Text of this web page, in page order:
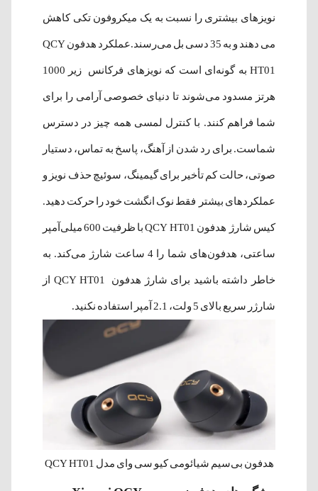
نویزهای بیشتری را نسبت به یک میکروفون تکی کاهش
می دهند و به 35 دسی بل می‌رسند.عملکرد هدفون QCY
HT01 به گونه‌ای است که نویزهای فرکانس زیر 1000
هرتز مسدود می‌شوند تا دنیای خصوصی آرامی را برای
شما فراهم کنند. با کنترل لمسی همه چیز در دسترس
شماست. برای رد شدن از آهنگ، پاسخ به تماس، دستیار
صوتی، حالت کم تأخیر برای گیمینگ، سوئیچ حذف نویز و
عملکردهای بیشتر فقط نوک انگشت خود را حرکت دهید.
کیس شارژ هدفون QCY HT01 با ظرفیت 600 میلی‌آمپر
ساعتی، هدفون‌های شما را 4 ساعت شارژ می‌کند. به
خاطر داشته باشید برای شارژ هدفون QCY HT01 از
شارژر سریع بالای 5 ولت، 2.1 آمپر استفاده نکنید.
هدفون بی‌سیم شیائومی کیو سی وای مدل QCY HT01